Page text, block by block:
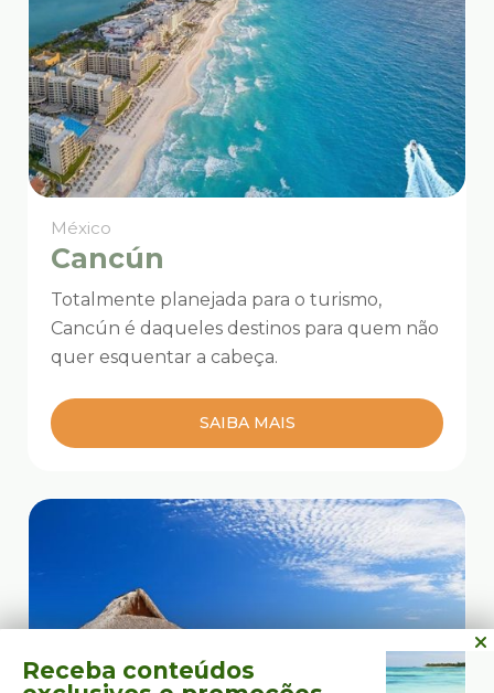
México
Cancún
Totalmente planejada para o turismo,
Cancún é daqueles destinos para quem não
quer esquentar a cabeça.
SAIBA MAIS
Receba conteúdos